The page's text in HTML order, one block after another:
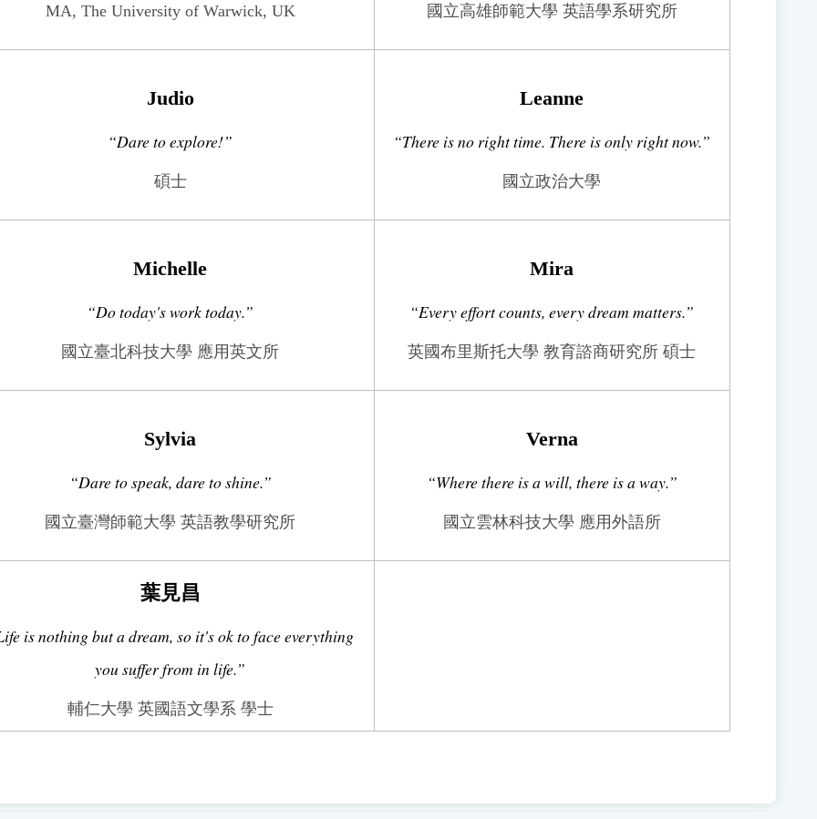
MA, The University of Warwick, UK 國立高雄師範大學 英語學系研究所
Judio
“Dare to explore!”
碩士
Leanne
“There is no right time. There is only right now.”
國立政治大學
Michelle
“Do today's work today.”
國立臺北科技大學 應用英文所
Mira
“Every effort counts, every dream matters.”
英國布里斯托大學 教育諮商研究所 碩士
Sylvia
“Dare to speak, dare to shine.”
國立臺灣師範大學 英語教學研究所
Verna
“Where there is a will, there is a way.”
國立雲林科技大學 應用外語所
葉見昌
is nothing but a dream, so it's ok to face everything
you suffer from in life.”
輔仁大學 英國語文學系 學士